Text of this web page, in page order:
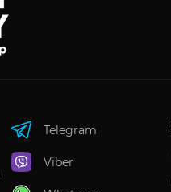
Telegram
Viber